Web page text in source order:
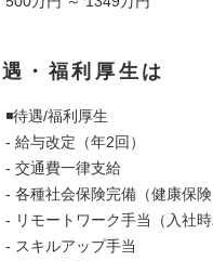
・福利厚生は
◾️待遇/福利厚生
- 給与改定（年2回）
- 交通費一律支給
- 各種社会保険完備（健康保
- リモートワーク手当（入社時
- スキルアップ手当